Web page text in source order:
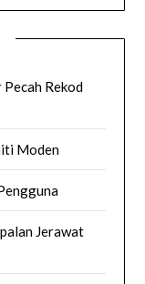
Rekod
Moden
Jerawat